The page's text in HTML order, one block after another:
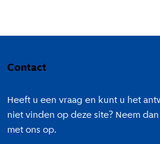
Contact
Heeft u een vraag en kunt u het
niet vinden op deze site? Neem
met ons op.